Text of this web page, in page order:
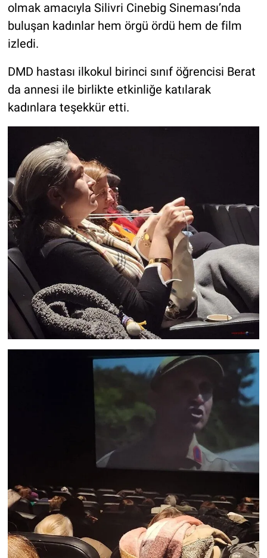
olmak amacıyla Silivri Cinebig Sineması’nda
buluşan kadınlar hem örgü ördü hem de film
izledi.
DMD hastası ilkokul birinci sınıf öğrencisi Berat
da annesi ile birlikte etkinliğe katılarak
kadınlara teşekkür etti.